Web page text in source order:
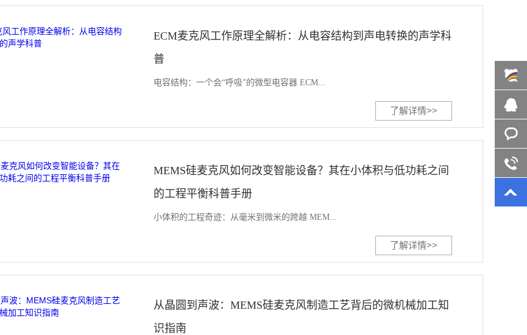
ECM麦克风工作原理全解析：从电容结构到声电转换的声学科
普
电容结构：一个会“呼吸”的微型电容器 ECM...
了解详情>>
MEMS硅麦克风如何改变智能设备？其在小体积与低功耗之间
的工程平衡科普手册
小体积的工程奇迹：从毫米到微米的跨越 MEM...
了解详情>>
从晶圆到声波：MEMS硅麦克风制造工艺背后的微机械加工知
识指南
百度商
在线咨
客服咨